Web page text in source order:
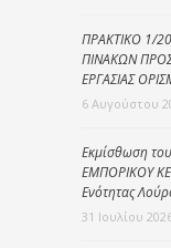
ΠΡΑΚΤΙΚΟ 1/
ΠΙΝΑΚΩΝ
ΕΡΓΑΣΙΑΣ
6 Αυγούστου
Εκμίσθωση
ΕΜΠΟΡΙΚΟΥ
Ενότητας
31 Ιουλίου